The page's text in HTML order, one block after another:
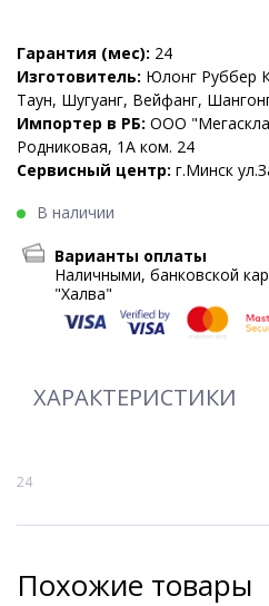
Гарантия (мес): 24
Изготовитель: Юлонг Руббер
Таун, Шугуанг, Вейфанг,
Импортер в РБ: ООО
Родниковая, 1А ком. 24
Сервисный центр: г.Минск
В наличии
Варианты оплаты
Наличными, банковской
"Халва"
ХАРАКТЕРИСТИКИ
24
Похожие товары